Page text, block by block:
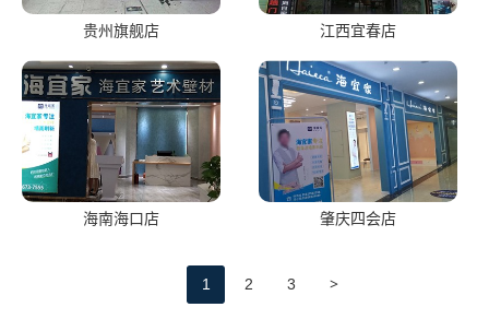
贵州旗舰店 江西宜春店
海南海口店 肇庆四会店
1 2 3 >